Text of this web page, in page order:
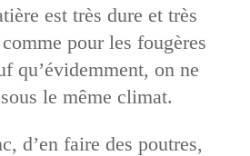
est très dure et très
pour les fougères
qu’évidemment, on ne
le même climat.
d’en faire des poutres,